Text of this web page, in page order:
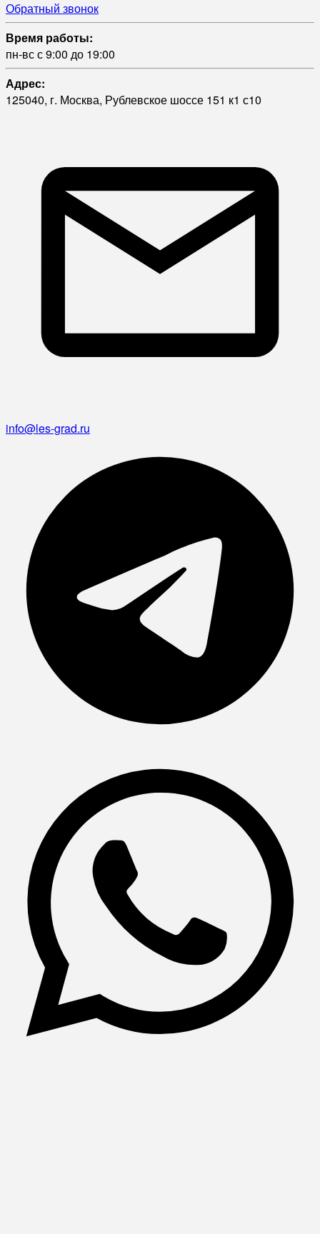
Обратный звонок
Время работы:
пн-вс с 9:00 до 19:00
Адрес:
125040, г. Москва, Рублевское шоссе 151 к1 с10
info@les-grad.ru